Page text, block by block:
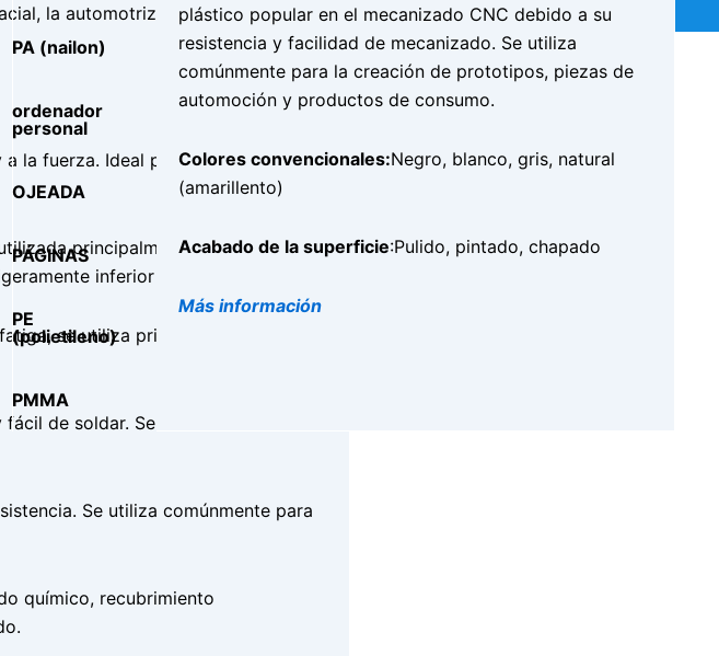
la automotriz, la electrónica, la
la fuerza. Ideal para aplicaciones
principalmente en
inferior a la del 6061.
se utiliza principalmente para
de soldar. Se utiliza comúnmente
Se utiliza comúnmente para
químico, recubrimiento
PA (nailon)
ordenador
personal
OJEADA
PÁGINAS
PE
(polietileno)
PMMA
plástico popular en el mecanizado CNC debido a su
resistencia y facilidad de mecanizado. Se utiliza
comúnmente para la creación de prototipos, piezas de
automoción y productos de consumo.
Colores convencionales:Negro, blanco, gris, natural
(amarillento)
Acabado de la superficie:Pulido, pintado, chapado
Más información